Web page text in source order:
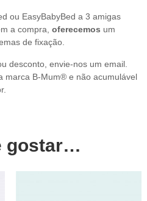
ou EasyBabyBed a 3 amigas
a compra, oferecemos um
de fixação.
desconto, envie-nos um email.
marca B-Mum® e não acumulável
gostar…